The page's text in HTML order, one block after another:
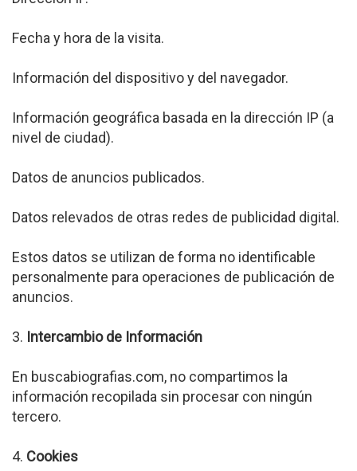
Fecha y hora de la visita.
Información del dispositivo y del navegador.
Información geográfica basada en la dirección IP (a
nivel de ciudad).
Datos de anuncios publicados.
Datos relevados de otras redes de publicidad digital.
Estos datos se utilizan de forma no identificable
personalmente para operaciones de publicación de
anuncios.
3. Intercambio de Información
En buscabiografias.com, no compartimos la
información recopilada sin procesar con ningún
tercero.
4. Cookies